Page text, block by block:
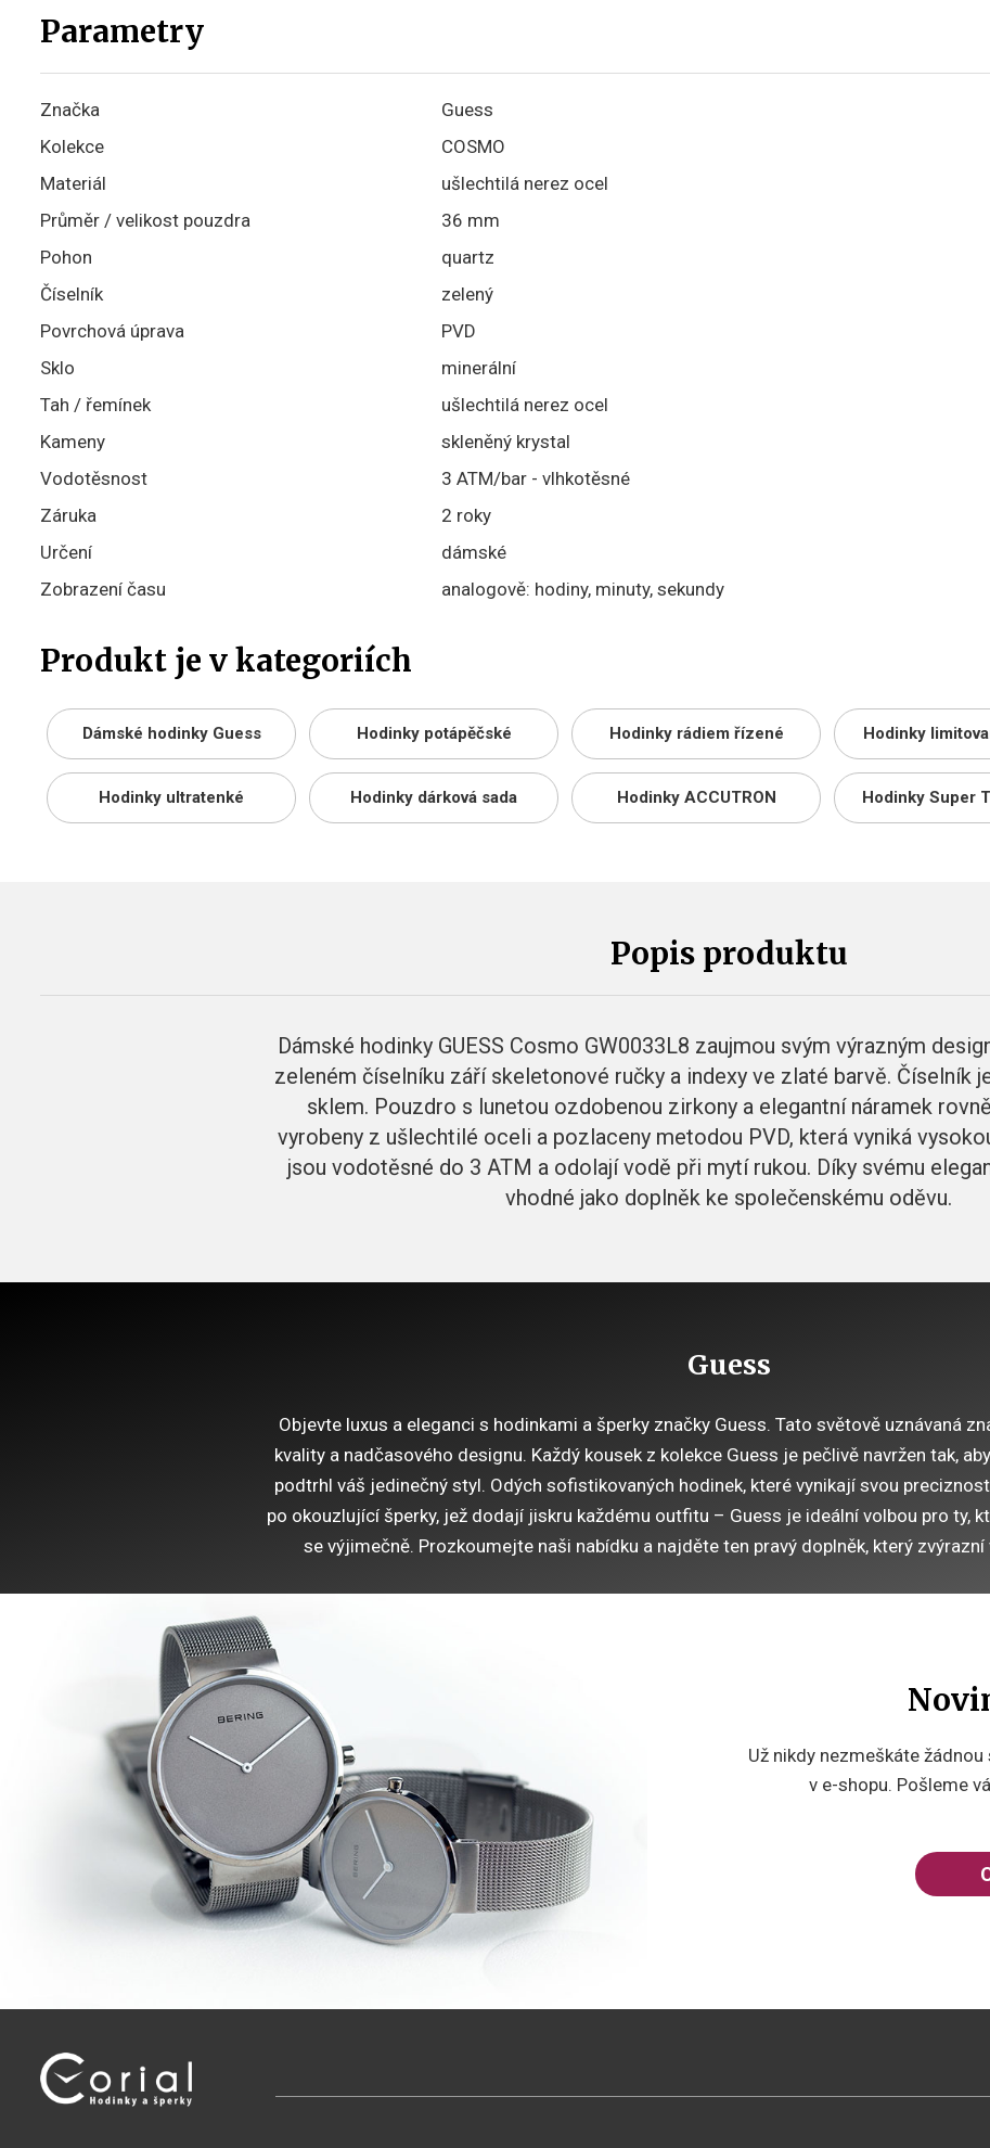
Parametry
Značka
Guess
Kolekce
COSMO
Materiál
ušlechtilá nerez ocel
Průměr / velikost pouzdra
36 mm
Pohon
quartz
Číselník
zelený
Povrchová úprava
PVD
Sklo
minerální
Tah / řemínek
ušlechtilá nerez ocel
Kameny
skleněný krystal
Vodotěsnost
3 ATM/bar - vlhkotěsné
Záruka
2 roky
Určení
dámské
Zobrazení času
analogově: hodiny, minuty, sekundy
Produkt je v kategoriích
Dámské hodinky Guess Hodinky potápěčské Hodinky rádiem řízené Hodinky
Hodinky ultratenké Hodinky dárková sada Hodinky ACCUTRON Hodinky Super
Popis produktu
Dámské hodinky GUESS Cosmo GW0033L8 zaujmou svým výrazným
zeleném číselníku září skeletonové ručky a indexy ve zlaté barvě. Číselník
sklem. Pouzdro s lunetou ozdobenou zirkony a elegantní náramek
vyrobeny z ušlechtilé oceli a pozlaceny metodou PVD, která vyniká
jsou vodotěsné do 3 ATM a odolají vodě při mytí rukou. Díky svému
vhodné jako doplněk ke společenskému oděvu.
Guess
Objevte luxus a eleganci s hodinkami a šperky značky Guess. Tato světově uznávaná
kvality a nadčasového designu. Každý kousek z kolekce Guess je pečlivě navržen tak,
podtrhl váš jedinečný styl. Odých sofistikovaných hodinek, které vynikají svou
po okouzlující šperky, jež dodají jiskru každému outfitu – Guess je ideální volbou pro ty,
se výjimečně. Prozkoumejte naši nabídku a najděte ten pravý doplněk, který zvýrazní
Už nikdy nezmeškáte
v e-shopu. Pošleme